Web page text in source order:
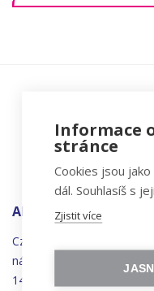
ADRESA
Czechitas, z.ú.
náměstí
Synků 1748/
140 00 Praha 4 - Nusle
Informace
stránce
Cookies jsou
dál. Souhlasíš s
Zjistit více